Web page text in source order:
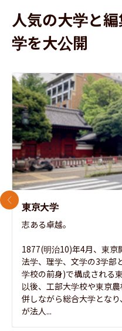
人気の大学と
学を大公開
東京大学
志ある卓越。
1877(明治10)年4月、東京
法学、理学、文学の3学部
学校の前身)で構成される
以後、工部大学校や東京
併しながら総合大学とな
が法人...
前のスライド